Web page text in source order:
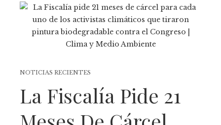
NOTICIAS RECIENTES
La Fiscalía Pide 21